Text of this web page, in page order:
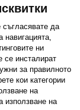
да
навигацията,
ни
се инсталират
за правилното
кои категории
на
използване на